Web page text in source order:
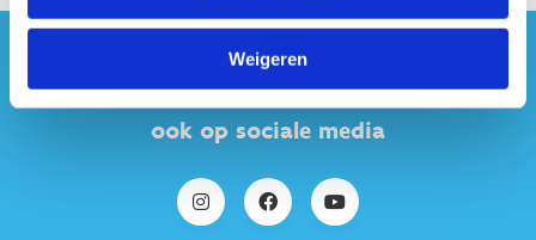
Weigeren
#sportersbelevenmeer
ook op sociale media